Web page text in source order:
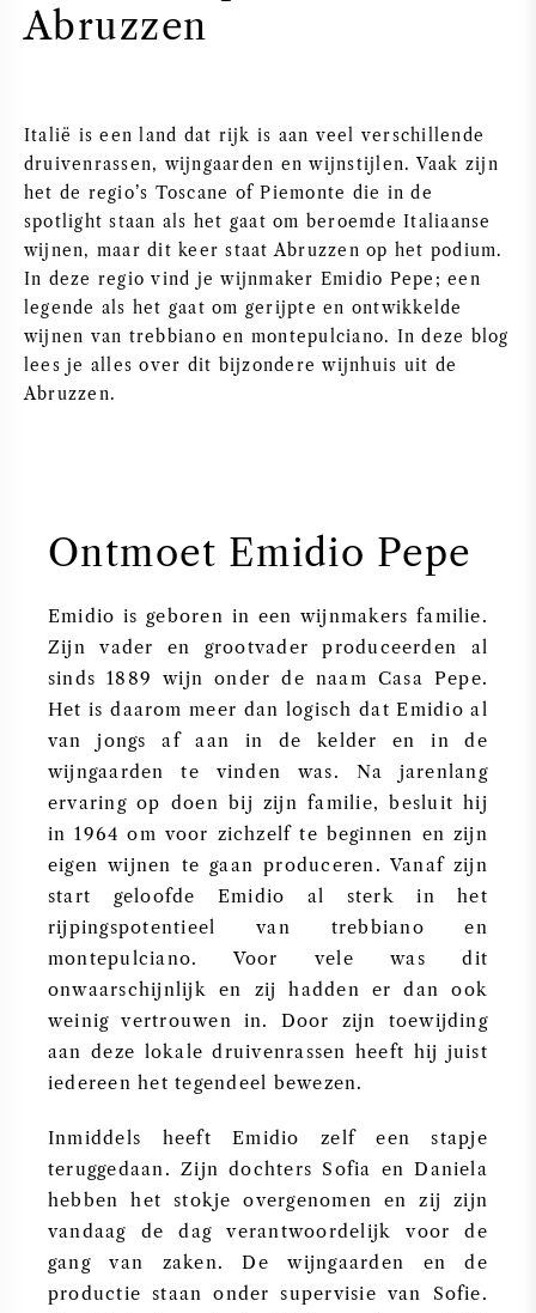
WIJN SALE
RODE WIJN
WITTE WIJN
PORT
CABERNET SAUVIGNON
PINOT NOIR
CHARDONNAY
MERLOT
SAUVIGNON BLANC
RIESLING
ALLE DRUIVENSOORTEN
MOËT & CHANDON
ARMAND DE BRIGNAC
JACQUES SELOSSE
ALLE CHAMPAGNE MERKEN
Abruzzen
Italië is een land dat rijk is aan veel verschillende
druivenrassen, wijngaarden en wijnstijlen. Vaak zijn
het de regio’s Toscane of Piemonte die in de
spotlight staan als het gaat om beroemde Italiaanse
wijnen, maar dit keer staat Abruzzen op het podium.
In deze regio vind je wijnmaker Emidio Pepe; een
legende als het gaat om gerijpte en ontwikkelde
wijnen van trebbiano en montepulciano. In deze blog
lees je alles over dit bijzondere wijnhuis uit de
Abruzzen.
Ontmoet Emidio Pepe
Emidio is geboren in een wijnmakers familie.
Zijn vader en grootvader produceerden al
sinds 1889 wijn onder de naam Casa Pepe.
Het is daarom meer dan logisch dat Emidio al
van jongs af aan in de kelder en in de
wijngaarden te vinden was. Na jarenlang
ervaring op doen bij zijn familie, besluit hij
in 1964 om voor zichzelf te beginnen en zijn
eigen wijnen te gaan produceren. Vanaf zijn
start geloofde Emidio al sterk in het
rijpingspotentieel van trebbiano en
montepulciano. Voor vele was dit
onwaarschijnlijk en zij hadden er dan ook
weinig vertrouwen in. Door zijn toewijding
aan deze lokale druivenrassen heeft hij juist
iedereen het tegendeel bewezen.
Inmiddels heeft Emidio zelf een stapje
teruggedaan. Zijn dochters Sofia en Daniela
hebben het stokje overgenomen en zij zijn
vandaag de dag verantwoordelijk voor de
gang van zaken. De wijngaarden en de
productie staan onder supervisie van Sofie.